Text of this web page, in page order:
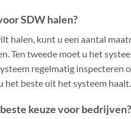
SDW halen?
halen, kunt u een aantal
Ten tweede moet u het
regelmatig inspecteren
het beste uit het systeem haalt.
keuze voor bedrijven?